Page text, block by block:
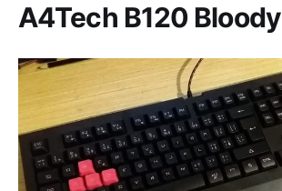
A4Tech B120 Bloody